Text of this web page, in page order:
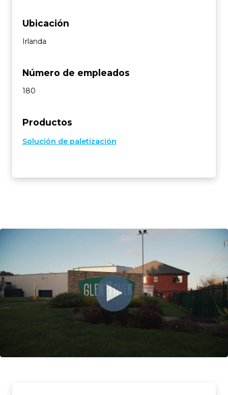
Ubicación
Irlanda
Número de empleados
180
Productos
Solución de paletización